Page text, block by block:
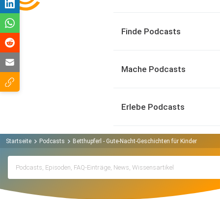
Finde Podcasts
Mache Podcasts
Erlebe Podcasts
Startseite Podcasts Betthupferl - Gute-Nacht-Geschichten für Kinder Podcast